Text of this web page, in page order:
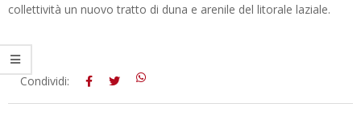
collettività un nuovo tratto di duna e arenile del litorale laziale.
2018-Condividi: